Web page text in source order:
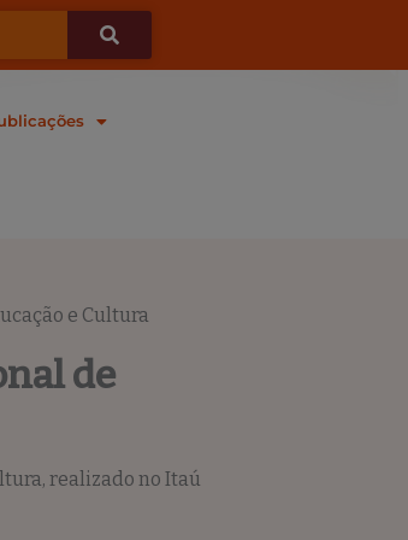
e Cultura
de
realizado no Itaú